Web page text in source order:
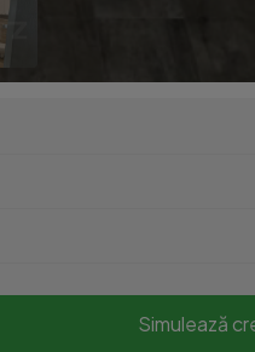
Simulează